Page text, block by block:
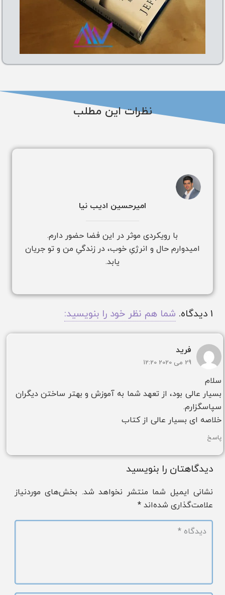
نظرات این مطلب
امیرحسین ادیب نیا
با رویکردی موثر در این فضا حضور دارم.
امیدوارم حال و انرژیِ خوب، در زندگیِ من و تو جریان
یابد.
1 دیدگاه. شما هم نظر خود را بنویسید:
فرید
29 می 2020 12:20
سلام
بسیار عالی بود، از تعهد شما به آموزش و بهتر ساختن دیگران
سپاسگزارم.
خلاصه ای بسیار عالی از کتاب
پاسخ
دیدگاهتان را بنویسید
نشانی ایمیل شما منتشر نخواهد شد. بخش‌های موردنیاز
علامت‌گذاری شده‌اند *